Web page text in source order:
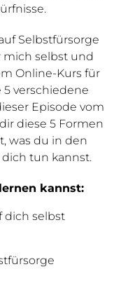
Selbstfürsorge
mich selbst und
Online-Kurs für
5 verschiedene
Episode vom
diese 5 Formen
was du in den
tun kannst.
kannst:
dich selbst